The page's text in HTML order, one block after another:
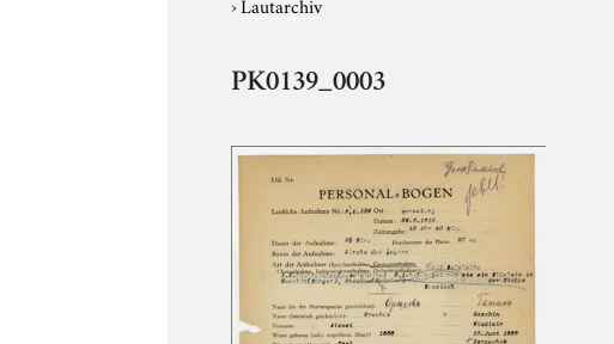
PK0139_0003